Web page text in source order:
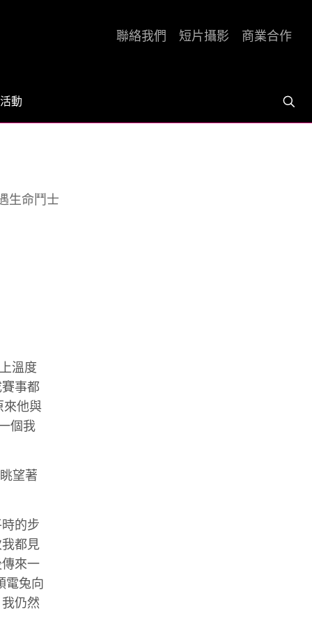
活動
聯絡我們 短片攝影 商業合作
生命鬥士
溫度
事都
來他與
個我
望著
的步
都見
來一
電兔向
仍然